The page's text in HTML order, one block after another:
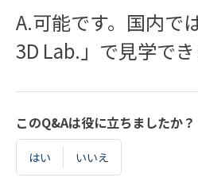
A.可能です。国内で
3D Lab.」で見学でき
このQ&Aは役に立ちましたか？
はい いいえ